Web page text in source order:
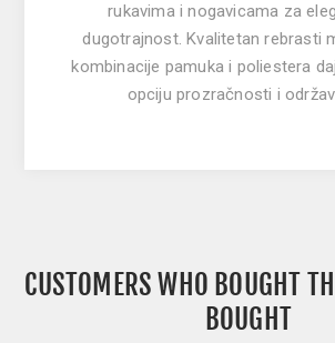
rukavima i nogavicama za
dugotrajnost. Kvalitetan rebrasti
kombinacije pamuka i poliestera
opciju prozračnosti i
CUSTOMERS WHO BOUGHT
BOUGHT